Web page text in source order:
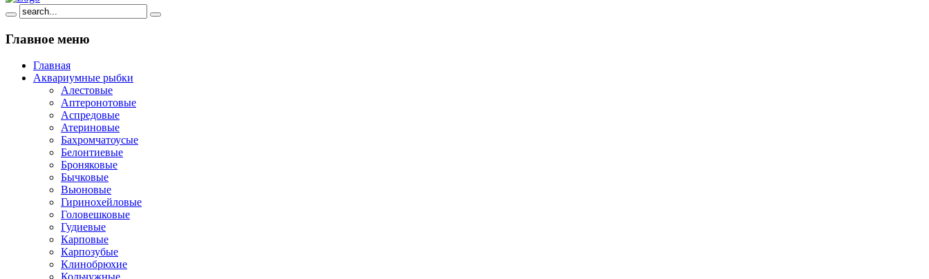
Главное меню
Главная
Аквариумные рыбки
Алестовые
Аптеронотовые
Аспредовые
Атериновые
Бахромчатоусые
Белонтиевые
Броняковые
Бычковые
Вьюновые
Гиринохейловые
Головешковые
Гудиевые
Карповые
Карпозубые
Клинобрюхие